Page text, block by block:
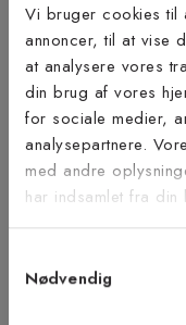
Vi bruger cookies til
annoncer, til at vise
at analysere vores
din brug af vores
for sociale medier,
analysepartnere.
med andre
har indsamlet fra din
Nødvendig
Bæredygtighed
Inspiration
Vær blandt de